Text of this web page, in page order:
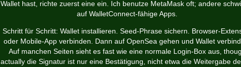
Wallet hast, richte zuerst eine ein. Ich benutze MetaMask oft; andere
auf WalletConnect-fähige Apps.
Schritt für Schritt: Wallet installieren. Seed-Phrase sichern. Browser-
oder Mobile-App verbinden. Dann auf OpenSea gehen und Wallet
Auf manchen Seiten sieht es fast wie eine normale Login-Box aus,
actually die Signatur ist nur eine Bestätigung, nicht etwa die Weitergabe